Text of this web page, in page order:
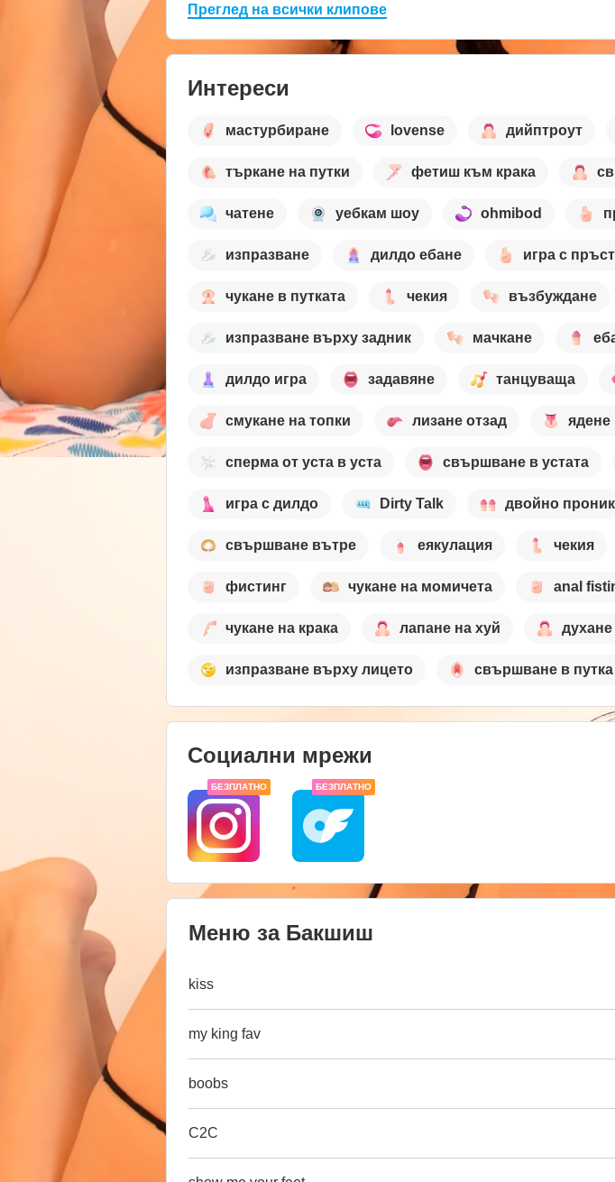
Преглед на всички клипове
Интереси
мастурбиране lovense дийптроут
търкане на путки фетиш към крака
чатене уебкам шоу ohmibod
изпразване дилдо ебане игра с
чукане в путката чекия възбуждане
изпразване върху задник мачкане
дилдо игра задавяне танцуваща
смукане на топки лизане отзад ядене
сперма от уста в уста свършване в устата
игра с дилдо Dirty Talk двойно
свършване вътре еякулация чекия
фистинг чукане на момичета anal
чукане на крака лапане на хуй духане
изпразване върху лицето свършване в путка
Социални мрежи
БЕЗПЛАТНО БЕЗПЛАТНО
Меню за Бакшиш
kiss
my king fav
boobs
C2C